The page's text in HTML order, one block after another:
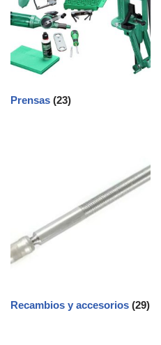
Prensas (23)
Recambios y accesorios (29)